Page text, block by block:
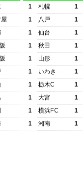
1 札幌
1
1
八戸
1
1
仙台
1
1
秋田
1
1
山形
1
1
いわき
1
1
栃木C
1
1
大宮
1
1
横浜FC
1
1
湘南 1